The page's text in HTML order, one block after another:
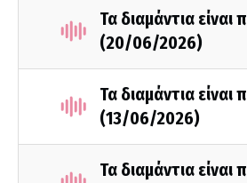
Τα διαμάντια είναι
(20/06/2026)
Τα διαμάντια είναι
(13/06/2026)
Τα διαμάντια είναι